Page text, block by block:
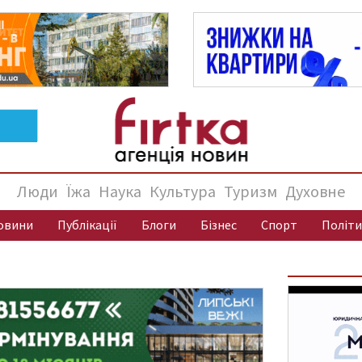
Люди Їжа Наука Культура Туризм Духовне
Публікації Блоги Бізнес Спорт